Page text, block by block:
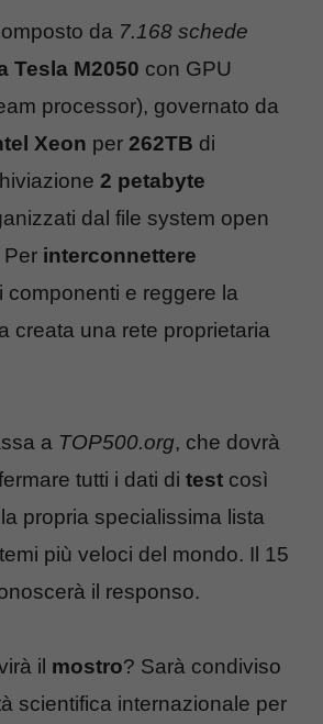
da 7.168 schede
Tesla M2050 con GPU
processor), governato da
Xeon per 262TB di
2 petabyte
dal file system open
Per interconnettere
componenti e reggere la
creata una rete proprietaria
a TOP500.org, che dovrà
tutti i dati di test così
propria specialissima lista
più veloci del mondo. Il 15
il responso.
il mostro? Sarà condiviso
scientifica internazionale per